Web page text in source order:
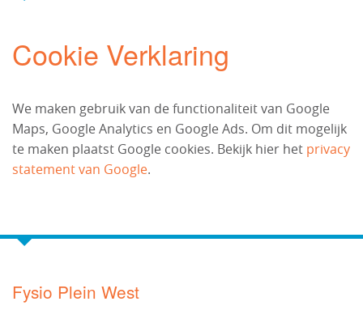
Cookie Verklaring
We maken gebruik van de functionaliteit van Google
Maps, Google Analytics en Google Ads. Om dit mogelijk
te maken plaatst Google cookies. Bekijk hier het privacy
statement van Google.
Fysio Plein West